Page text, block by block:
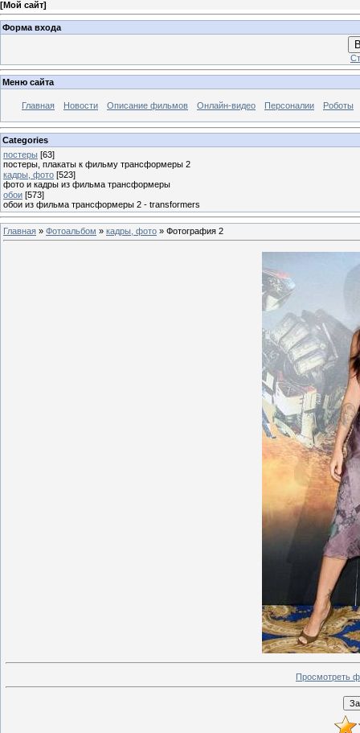
[Мой сайт]
Форма входа
Меню сайта
Главная Новости Описание фильмов Онлайн-видео Персоналии Роботы
Categories
постеры [63]
постеры, плакаты к фильму трансформеры 2
кадры, фото [523]
фото и кадры из фильма трансформеры
обои [573]
обои из фильма трансформеры 2 - transformers
Главная » Фотоальбом » кадры, фото » Фотография 2
Просмотреть